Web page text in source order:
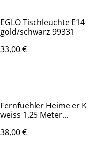
EGLO Tischleuchte E14
gold/schwarz 99331
33,00 €
Fernfuehler Heimeier K
weiss 1.25 Meter
38,00 €